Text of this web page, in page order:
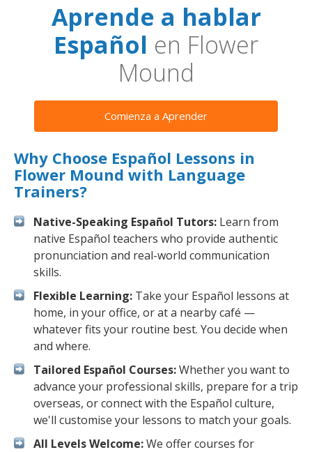
Aprende a hablar
Español en Flower
Mound
Comienza a Aprender
Why Choose Español Lessons in
Flower Mound with Language
Trainers?
Native-Speaking Español Tutors: Learn from
native Español teachers who provide authentic
pronunciation and real-world communication
skills.
Flexible Learning: Take your Español lessons at
home, in your office, or at a nearby café —
whatever fits your routine best. You decide when
and where.
Tailored Español Courses:Whether you want to
advance your professional skills, prepare for a trip
overseas, or connect with the Español culture,
we'll customise your lessons to match your goals.
All Levels Welcome:We offer courses for